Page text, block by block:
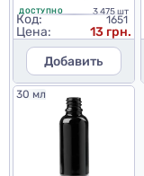
ДОСТУПНО 3 475 шт
Код: 1651
Цена:
13 грн.
Добавить
30 мл